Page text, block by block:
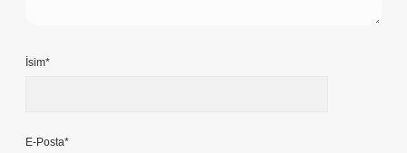
İsim*
E-Posta*